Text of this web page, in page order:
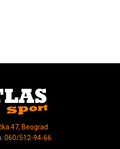
47, Beograd
060/512-94-66